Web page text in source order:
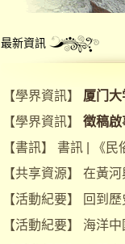
最新資訊
【學界資訊】 厦门
【學界資訊】 徵稿啟
【書訊】 書訊 | 《民
【共享資源】 在黃
【活動紀要】 回到
【活動紀要】 海洋中